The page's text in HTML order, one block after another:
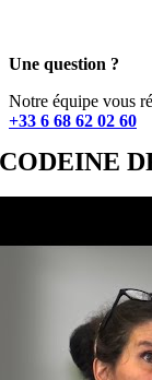
Une question ?
Notre équipe vous
+33 6 68 62 02 60
CODEINE